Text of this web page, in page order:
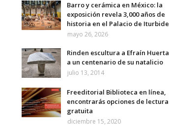
Barro y cerámica en México: la
exposición revela 3,000 años de
historia en el Palacio de Iturbide
mayo 26, 2026
Rinden escultura a Efraín Huerta
a un centenario de su natalicio
julio 13, 2014
Freeditorial Biblioteca en línea,
encontrarás opciones de lectura
gratuita
diciembre 15, 2020